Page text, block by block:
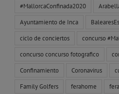
#MallorcaConfinada2020
Ayuntamiento de Inca
ciclo de conciertos concurso
concurso concurso fotografico
Confinamiento Coronavirus
Family Golfers ferahome